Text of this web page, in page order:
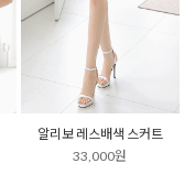
알리보 레스배색 스커트
33,000원